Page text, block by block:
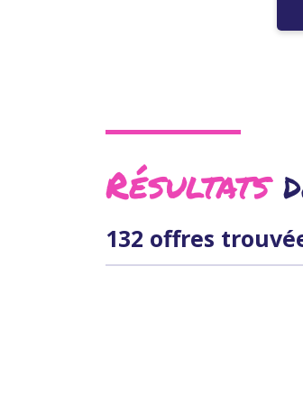
Résultats
132 offres